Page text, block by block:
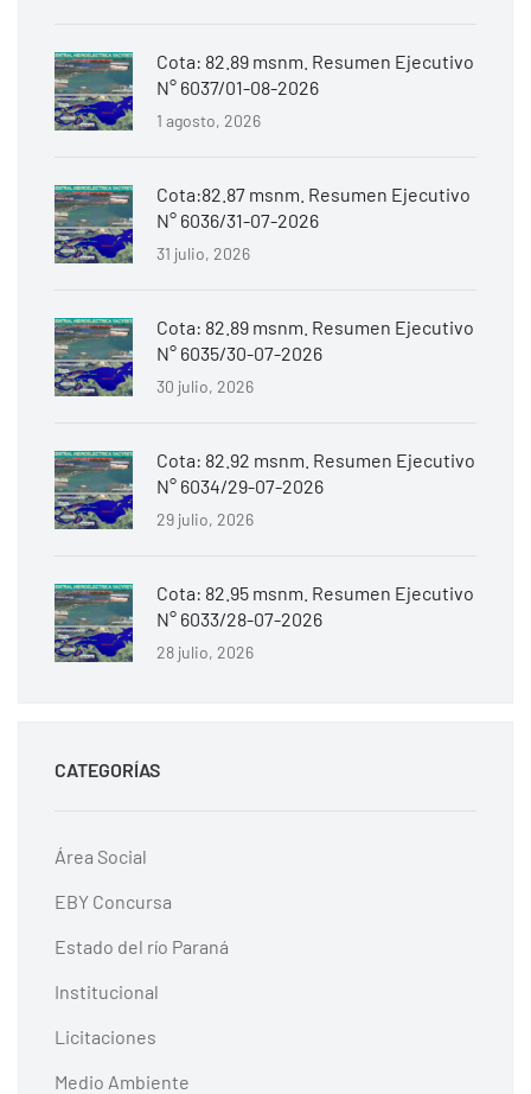
Cota: 82.89 msnm. Resumen Ejecutivo
N° 6037/01-08-2026
1 agosto, 2026
Cota:82.87 msnm. Resumen Ejecutivo
N° 6036/31-07-2026
31 julio, 2026
Cota: 82.89 msnm. Resumen Ejecutivo
N° 6035/30-07-2026
30 julio, 2026
Cota: 82.92 msnm. Resumen Ejecutivo
N° 6034/29-07-2026
29 julio, 2026
Cota: 82.95 msnm. Resumen Ejecutivo
N° 6033/28-07-2026
28 julio, 2026
CATEGORÍAS
Área Social
EBY Concursa
Estado del río Paraná
Institucional
Licitaciones
Medio Ambiente